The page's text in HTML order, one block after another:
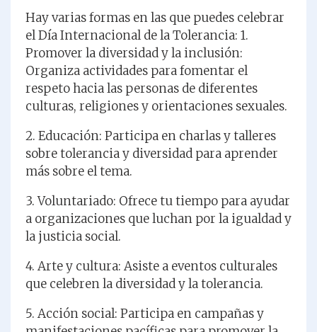
Hay varias formas en las que puedes celebrar
el Día Internacional de la Tolerancia: 1.
Promover la diversidad y la inclusión:
Organiza actividades para fomentar el
respeto hacia las personas de diferentes
culturas, religiones y orientaciones sexuales.
2. Educación: Participa en charlas y talleres
sobre tolerancia y diversidad para aprender
más sobre el tema.
3. Voluntariado: Ofrece tu tiempo para ayudar
a organizaciones que luchan por la igualdad y
la justicia social.
4. Arte y cultura: Asiste a eventos culturales
que celebren la diversidad y la tolerancia.
5. Acción social: Participa en campañas y